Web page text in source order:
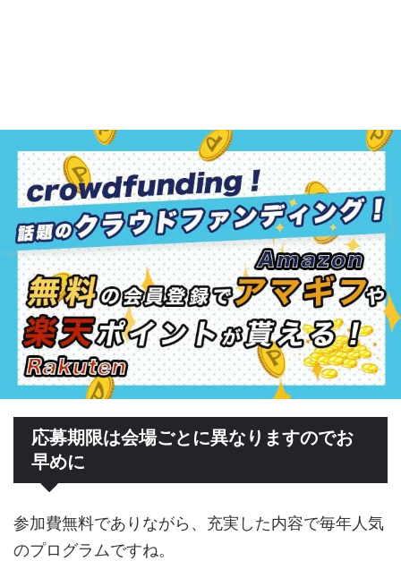
応募期限は会場ごとに異なりますのでお
早めに
参加費無料でありながら、充実した内容で毎年人気
のプログラムですね。